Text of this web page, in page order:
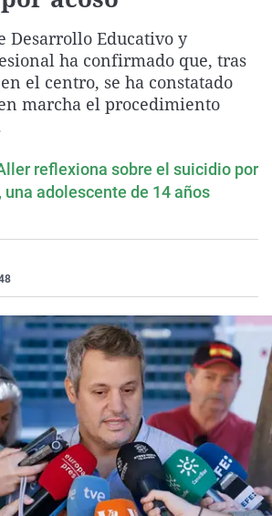
Gente viajera
Como el perro y el
Retornados
Equipo de
Operación Viuda
Galicia
La Rioja
Navarra
Televisión
Elecciones
Desarrollo Educativo y
ha confirmado que, tras
el centro, se ha constatado
marcha el procedimiento
reflexiona sobre el suicidio por
una adolescente de 14 años